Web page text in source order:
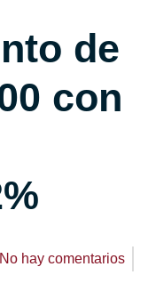
de
con
No hay comentarios